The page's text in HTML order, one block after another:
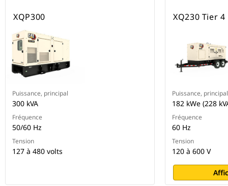
XQP300
Puissance, principal
300 kVA
Fréquence
50/60 Hz
Tension
127 à 480 volts
XQ230 Tier 4
Puissance, principal
182 kWe (228
Fréquence
60 Hz
Tension
120 à 600 V